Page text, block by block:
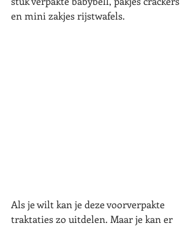
en mini zakjes rijstwafels.
Als je wilt kan je deze voorverpakte
traktaties zo uitdelen. Maar je kan er